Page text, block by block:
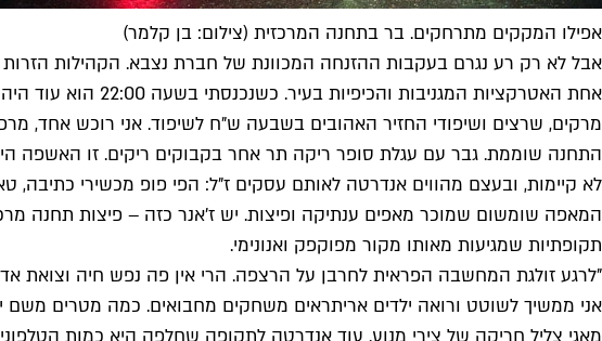
אפילו המקקים מתרחקים. בר בתחנה המרכזית (צילום: בן קלמר)
אבל לא רק רע נגרם בעקבות ההזנחה המכוונת של חברת נצבא. הקהילות הזרות
אחת האטרקציות
מרקים, שרצים ושיפודי החזיר האהובים בשבעה ש"ח לשיפוד. אני רוכש אחד,
התחנה שוממת. גבר עם עגלת סופר ריקה תר אחר בקבוקים ריקים. זו האשפה
לא קיימות, ובעצם מהווים אנדרטה לאותם עסקים ז"ל: הפי פופ מכשירי
המאפה שומשום שמוכר מאפים ענתיקה ופיצות. יש ז'אנר כזה – פיצות תחנה
תקופתיות שמגיעות מאותו מקור מפוקפק ואנונימי.
"לרגע זולגת המחשבה הפראית לחרבן על הרצפה. הרי אין פה נפש חיה וצואת
אני ממשיך לשוטט ורואה ילדים אריתראים משחקים מחבואים. כמה מטרים